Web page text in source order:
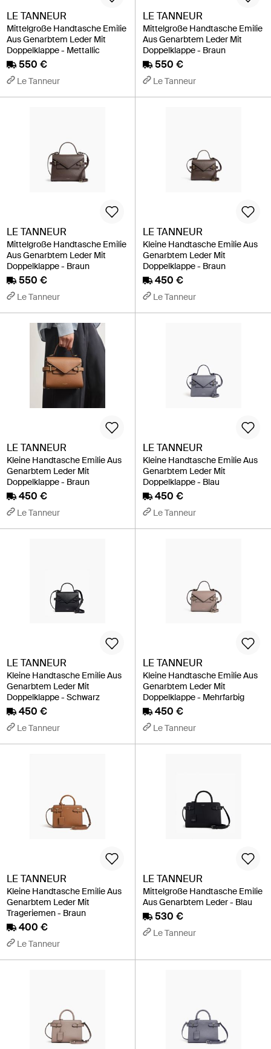
LE TANNEUR
Mittelgroße Handtasche Emilie
Aus Genarbtem Leder Mit
Doppelklappe - Mettallic
550 €
Le Tanneur
LE TANNEUR
Mittelgroße Handtasche Emilie
Aus Genarbtem Leder Mit
Doppelklappe - Braun
550 €
Le Tanneur
LE TANNEUR
Mittelgroße Handtasche Emilie
Aus Genarbtem Leder Mit
Doppelklappe - Braun
550 €
Le Tanneur
LE TANNEUR
Kleine Handtasche Emilie Aus
Genarbtem Leder Mit
Doppelklappe - Braun
450 €
Le Tanneur
LE TANNEUR
Kleine Handtasche Emilie Aus
Genarbtem Leder Mit
Doppelklappe - Braun
450 €
Le Tanneur
LE TANNEUR
Kleine Handtasche Emilie Aus
Genarbtem Leder Mit
Doppelklappe - Blau
450 €
Le Tanneur
LE TANNEUR
Kleine Handtasche Emilie Aus
Genarbtem Leder Mit
Doppelklappe - Schwarz
450 €
Le Tanneur
LE TANNEUR
Kleine Handtasche Emilie Aus
Genarbtem Leder Mit
Doppelklappe - Mehrfarbig
450 €
Le Tanneur
LE TANNEUR
Kleine Handtasche Emilie Aus
Genarbtem Leder Mit
Trageriemen - Braun
400 €
Le Tanneur
LE TANNEUR
Mittelgroße Handtasche Emilie
Aus Genarbtem Leder - Blau
530 €
Le Tanneur